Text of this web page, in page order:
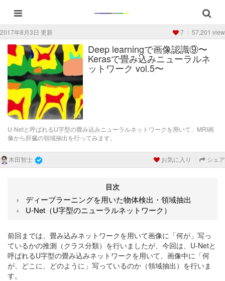
2017年8月3日 更新 7 57,201 view
Deep learningで画像認識⑨〜
Kerasで畳み込みニューラルネ
ットワーク vol.5〜
U-Netと呼ばれるU字型の畳み込みニューラルネットワークを用いて、MRI画
像から肝臓の領域抽出を行ってみます。
木田智士 お気に入り シェア
目次
ディープラーニングを用いた物体検出・領域抽出
U-Net（U字型のニューラルネットワーク）
前回までは、畳み込みネットワークを用いて画像に「何が」写っ
ているかの推測（クラス分類）を行いましたが、今回は、U-Netと
呼ばれるU字型の畳み込みネットワークを用いて、画像中に「何
が、どこに、どのように」写っているのか（領域抽出）を行いま
す。